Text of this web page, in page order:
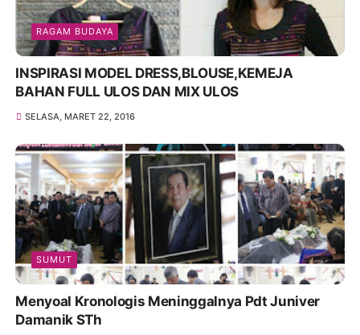
RAGAM BUDAYA
INSPIRASI MODEL DRESS,BLOUSE,KEMEJA
BAHAN FULL ULOS DAN MIX ULOS
SELASA, MARET 22, 2016
SUMUT
Menyoal Kronologis Meninggalnya Pdt Juniver
Damanik STh